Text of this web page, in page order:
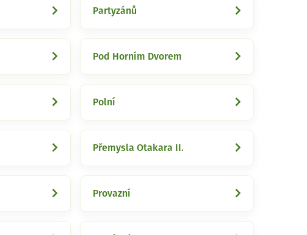
Partyzánů
Pod Horním Dvorem
Polní
Přemysla Otakara II.
Provazní